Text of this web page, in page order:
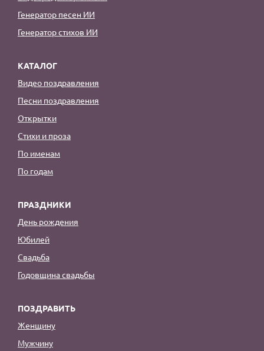
Генератор песен ИИ
Генератор стихов ИИ
КАТАЛОГ
Видео поздравления
Песни поздравления
Открытки
Стихи и проза
По именам
По годам
ПРАЗДНИКИ
День рождения
Юбилей
Свадьба
Годовщина свадьбы
ПОЗДРАВИТЬ
Женщину
Мужчину